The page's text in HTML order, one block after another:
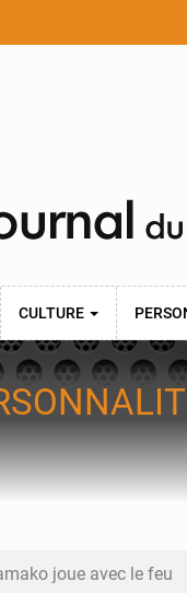
CULTURE
joue avec le feu